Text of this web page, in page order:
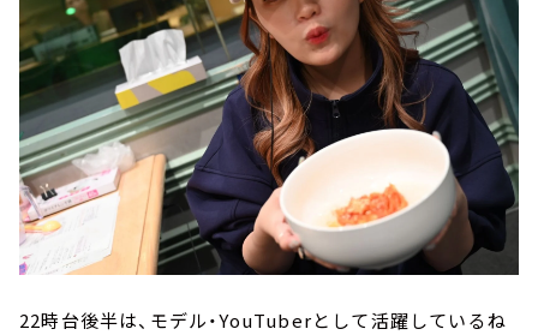
22時台後半は、モデル・YouTuberとして活躍しているね